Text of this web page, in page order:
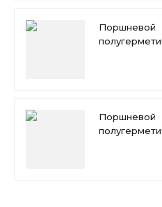
Поршневой
Поршневой